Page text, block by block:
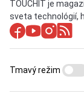
TOUCHIT je
sveta technológií,
Tmavý režim